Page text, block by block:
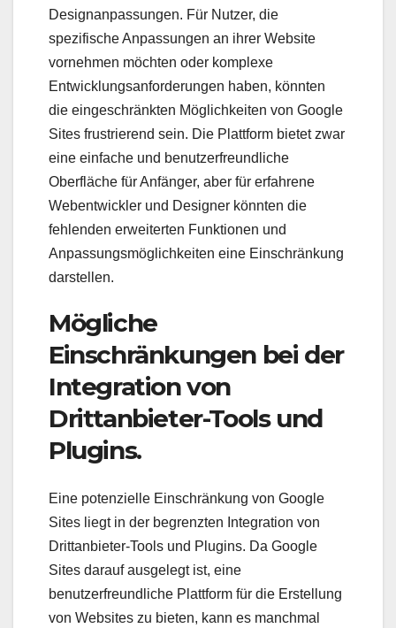
Designanpassungen. Für Nutzer, die
spezifische Anpassungen an ihrer Website
vornehmen möchten oder komplexe
Entwicklungsanforderungen haben, könnten
die eingeschränkten Möglichkeiten von Google
Sites frustrierend sein. Die Plattform bietet zwar
eine einfache und benutzerfreundliche
Oberfläche für Anfänger, aber für erfahrene
Webentwickler und Designer könnten die
fehlenden erweiterten Funktionen und
Anpassungsmöglichkeiten eine Einschränkung
darstellen.
Mögliche
Einschränkungen bei der
Integration von
Drittanbieter-Tools und
Plugins.
Eine potenzielle Einschränkung von Google
Sites liegt in der begrenzten Integration von
Drittanbieter-Tools und Plugins. Da Google
Sites darauf ausgelegt ist, eine
benutzerfreundliche Plattform für die Erstellung
von Websites zu bieten, kann es manchmal